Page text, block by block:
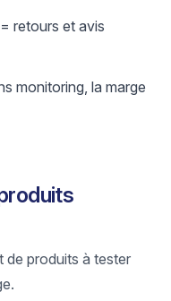
retours et avis
monitoring, la marge
de produits à tester